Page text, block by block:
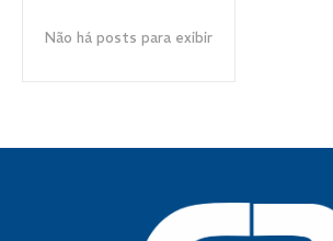
Não há posts para exibir